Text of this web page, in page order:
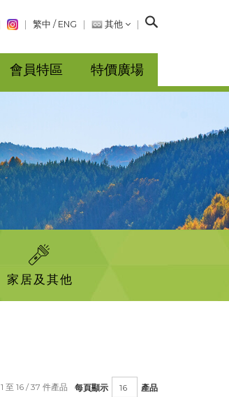
繁中 / ENG 其他
搜
會員特區 特價廣場
家居及其他
每頁顯示 產品
1 至 16 / 37 件產品